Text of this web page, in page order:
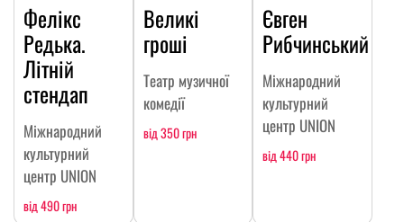
Фелікс
Редька.
Літній
стендап
Міжнародний
культурний
центр UNION
від 490 грн
Великі
гроші
Театр музичної
комедії
від 350 грн
Євген
Рибчинський
Міжнародний
культурний
центр UNION
від 440 грн